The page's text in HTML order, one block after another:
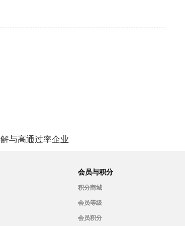
与高通过率企业
会员与积分
积分商城
会员等级
会员积分